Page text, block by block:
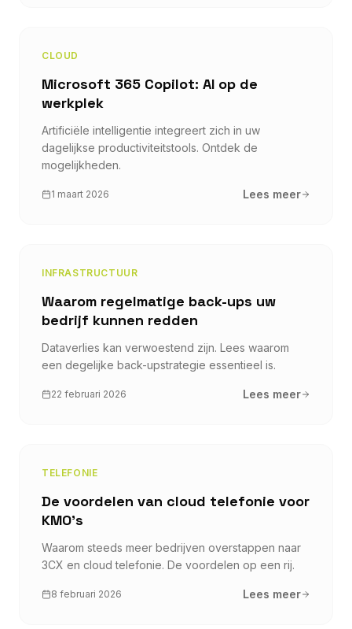
CLOUD
Microsoft 365 Copilot: AI op de
werkplek
Artificiële intelligentie integreert zich in uw
dagelijkse productiviteitstools. Ontdek de
mogelijkheden.
1 maart 2026 Lees meer
INFRASTRUCTUUR
Waarom regelmatige back-ups uw
bedrijf kunnen redden
Dataverlies kan verwoestend zijn. Lees waarom
een degelijke back-upstrategie essentieel is.
22 februari 2026 Lees meer
TELEFONIE
De voordelen van cloud telefonie voor
KMO's
Waarom steeds meer bedrijven overstappen naar
3CX en cloud telefonie. De voordelen op een rij.
8 februari 2026 Lees meer